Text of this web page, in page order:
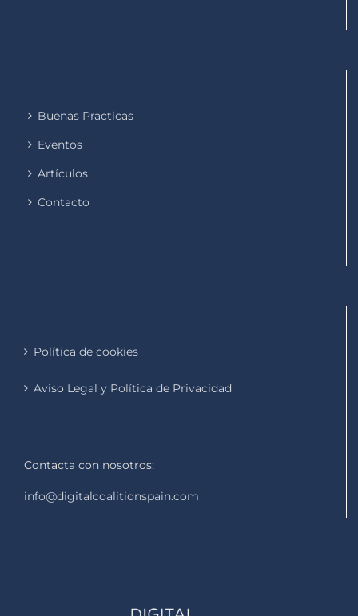
Buenas Practicas
Eventos
Artículos
Contacto
Política de cookies
Aviso Legal y Política de Privacidad
Contacta con nosotros:
info@digitalcoalitionspain.com